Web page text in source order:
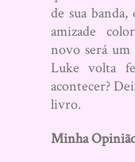
de sua
amizade
novo será
Luke volta
acontecer?
livro.
Minha